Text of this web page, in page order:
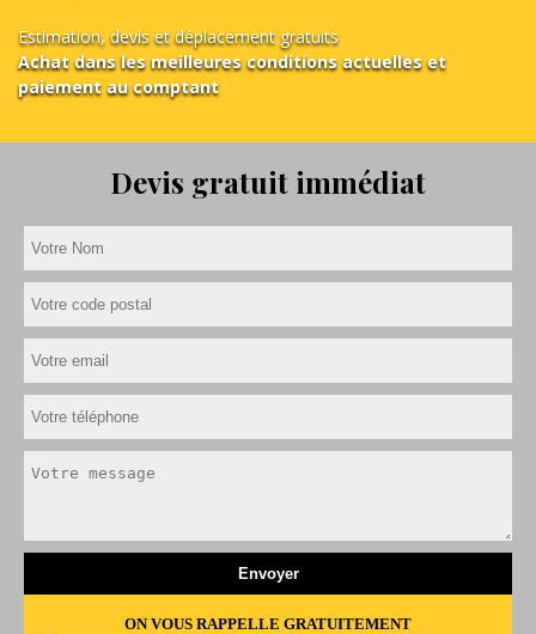
Estimation, devis et déplacement gratuits
Achat dans les meilleures conditions actuelles et
paiement au comptant
Devis gratuit immédiat
ON VOUS RAPPELLE GRATUITEMENT